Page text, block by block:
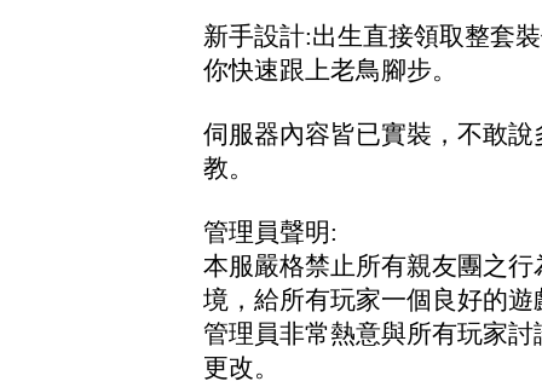
新手設計:出生直接領取整套
你快速跟上老鳥腳步。
伺服器內容皆已實裝，不敢
教。
管理員聲明:
本服嚴格禁止所有親友團之
境，給所有玩家一個良好的遊
管理員非常熱意與所有玩家
更改。